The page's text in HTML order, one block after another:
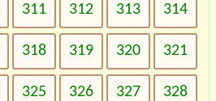
311 312 313 314
318 319 320 321
325 326 327 328